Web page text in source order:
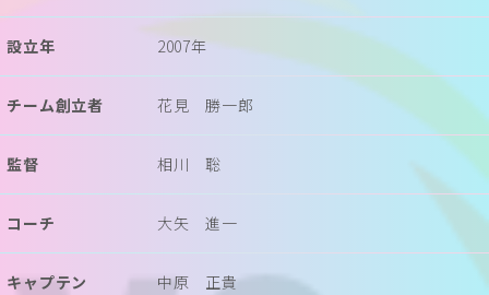
設立年 2007年
チーム創立者 花見 勝一郎
監督 相川 聡
コーチ 大矢 進一
キャプテン 中原 正貴